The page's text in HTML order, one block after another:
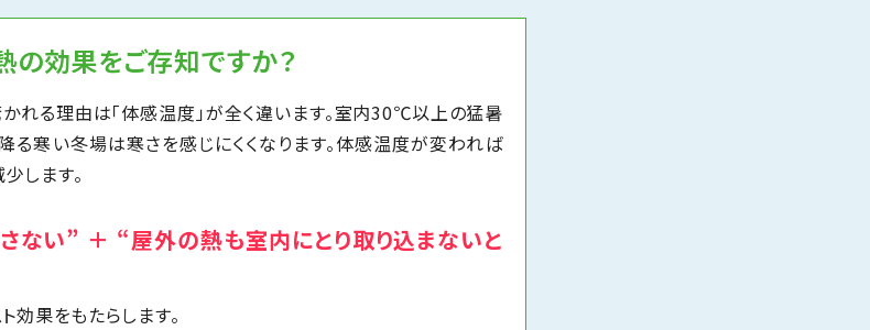
の効果をご存知ですか？
れる理由は「体感温度」が全く違います。室内30℃以上の猛暑
る寒い冬場は寒さを感じにくくなります。体感温度が変われば
します。
ない” ＋ “屋外の熱も室内にとり取り込まないと
効果をもたらします。